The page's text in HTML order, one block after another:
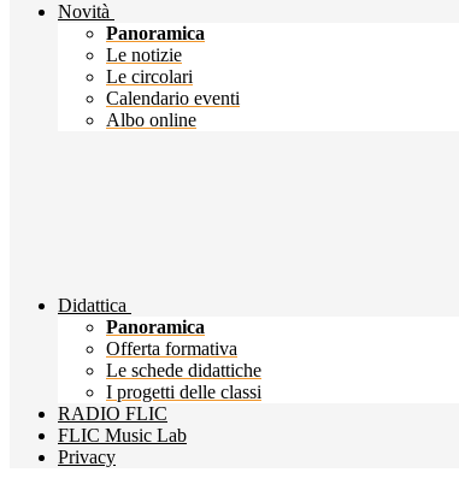
Novità
Panoramica
Le notizie
Le circolari
Calendario eventi
Albo online
Didattica
Panoramica
Offerta formativa
Le schede didattiche
I progetti delle classi
RADIO FLIC
FLIC Music Lab
Privacy